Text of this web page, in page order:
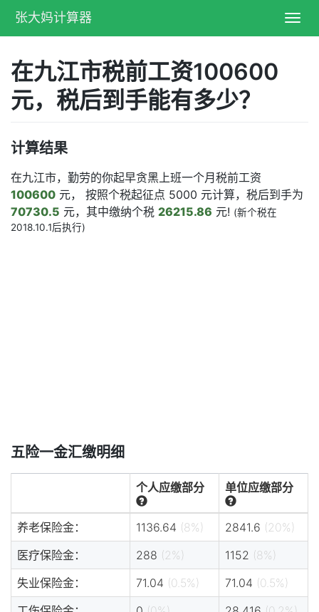
张大妈计算器
在九江市税前工资100600
元，税后到手能有多少？
计算结果
在九江市，勤劳的你起早贪黑上班一个月税前工资
100600 元， 按照个税起征点 5000 元计算，税后到手为
70730.5 元，其中缴纳个税 26215.86 元! (新个税在
2018.10.1后执行)
五险一金汇缴明细
个人应缴部分 单位应缴部分
养老保险金： 1136.64 (8%) 2841.6 (20%)
医疗保险金：
288 (2%) 1152 (8%)
失业保险金：
71.04 (0.5%) 71.04 (0.5%)